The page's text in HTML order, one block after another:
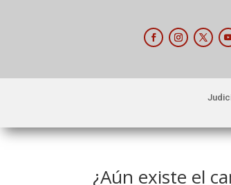
¿Aún existe el